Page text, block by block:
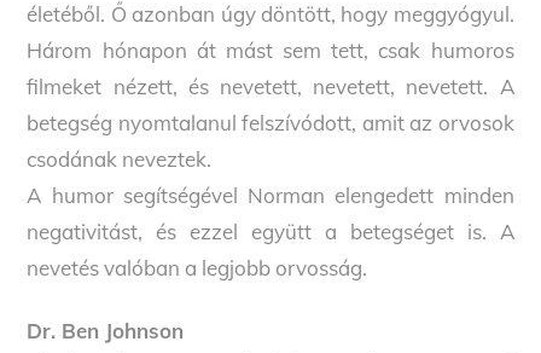
életéből. Ő azonban úgy döntött, hogy meggyógyul.
Három hónapon át mást sem tett, csak humoros
filmeket nézett, és nevetett, nevetett, nevetett. A
betegség nyomtalanul felszívódott, amit az orvosok
csodának neveztek.
A humor segítségével Norman elengedett minden
negativitást, és ezzel együtt a betegséget is. A
nevetés valóban a legjobb orvosság.
Dr. Ben Johnson